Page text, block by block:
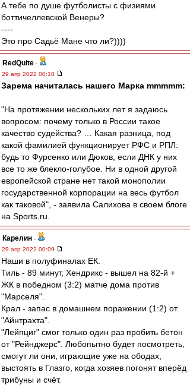
А тебе по душе футболисты с физиями
боттичеллевской Венеры?
----
Это про Садьё Мане что ли?))))
RedQuite -
29 апр 2022 00:10
Зарема начиталась нашего Марка mmmmm:
"На протяжении нескольких лет я задаюсь
вопросом: почему только в России такое
качество судейства? … Какая разница, под
какой фамилией функционирует РФС и РПЛ:
будь то Фурсенко или Дюков, если ДНК у них
все то же блекло-голубое. Ни в одной другой
европейской стране нет такой монополии
государственной корпорации на весь футбол
как таковой", - заявила Салихова в своем блоге
на Sports.ru.
Карелин -
29 апр 2022 00:09
Наши в полуфиналах ЕК.
Тиль - 89 минут, Хендрикс - вышел на 82-й +
ЖК в победном (3:2) матче дома против
"Марселя".
Крал - запас в домашнем поражении (1:2) от
"Айнтрахта".
"Лейпциг" смог только один раз пробить бетон
от "Рейнджерс". Любопытно будет посмотреть,
смогут ли они, играющие уже на ободах,
выстоять в Глазго, когда хозяев погонят вперёд
трибуны и счёт.